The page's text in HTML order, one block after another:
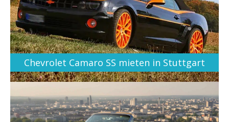
Chevrolet Camaro SS mieten in Stuttgart